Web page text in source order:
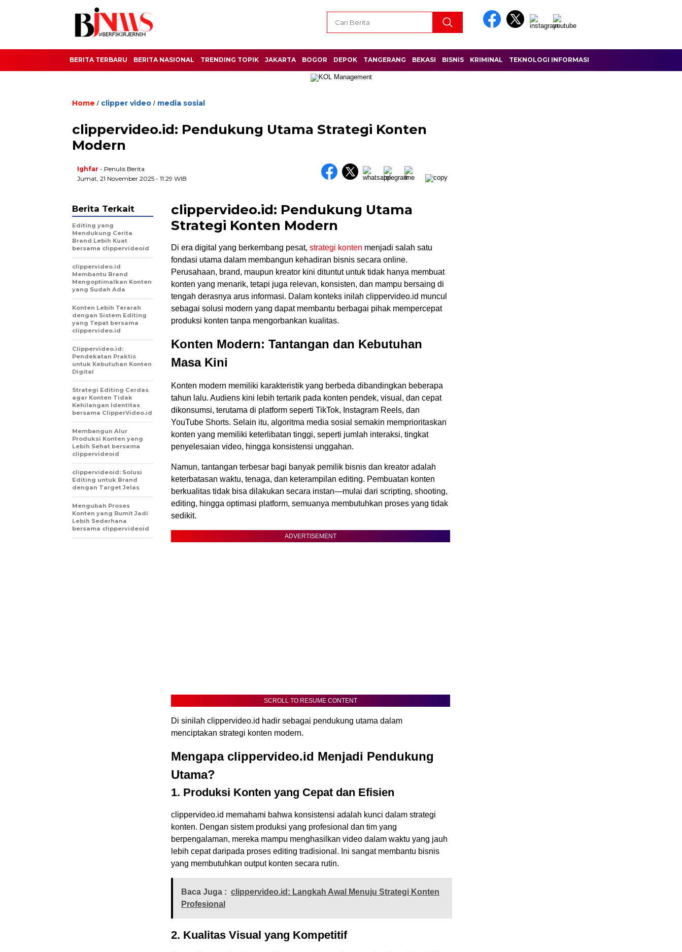
BERITA TERBARU BERITA NASIONAL TRENDING TOPIK JAKARTA BOGOR DEPOK TANGERANG BEKASI BISNIS KRIMINAL TEKNOLOGI INFORMASI
Home / clipper video / media sosial
clippervideo.id: Pendukung Utama Strategi Konten
Modern
Ighfar - Penulis Berita
Jumat, 21 November 2025 - 11:29 WIB
clippervideo.id: Pendukung Utama
Strategi Konten Modern
Di era digital yang berkembang pesat, strategi konten menjadi salah satu
fondasi utama dalam membangun kehadiran bisnis secara online.
Perusahaan, brand, maupun kreator kini dituntut untuk tidak hanya membuat
konten yang menarik, tetapi juga relevan, konsisten, dan mampu bersaing di
tengah derasnya arus informasi. Dalam konteks inilah clippervideo.id muncul
sebagai solusi modern yang dapat membantu berbagai pihak mempercepat
produksi konten tanpa mengorbankan kualitas.
Konten Modern: Tantangan dan Kebutuhan
Masa Kini
Konten modern memiliki karakteristik yang berbeda dibandingkan beberapa
tahun lalu. Audiens kini lebih tertarik pada konten pendek, visual, dan cepat
dikonsumsi, terutama di platform seperti TikTok, Instagram Reels, dan
YouTube Shorts. Selain itu, algoritma media sosial semakin memprioritaskan
konten yang memiliki keterlibatan tinggi, seperti jumlah interaksi, tingkat
penyelesaian video, hingga konsistensi unggahan.
Namun, tantangan terbesar bagi banyak pemilik bisnis dan kreator adalah
keterbatasan waktu, tenaga, dan keterampilan editing. Pembuatan konten
berkualitas tidak bisa dilakukan secara instan—mulai dari scripting, shooting,
editing, hingga optimasi platform, semuanya membutuhkan proses yang tidak
sedikit.
ADVERTISEMENT
SCROLL TO RESUME CONTENT
Di sinilah clippervideo.id hadir sebagai pendukung utama dalam
menciptakan strategi konten modern.
Mengapa clippervideo.id Menjadi Pendukung
Utama?
1. Produksi Konten yang Cepat dan Efisien
clippervideo.id memahami bahwa konsistensi adalah kunci dalam strategi
konten. Dengan sistem produksi yang profesional dan tim yang
berpengalaman, mereka mampu menghasilkan video dalam waktu yang jauh
lebih cepat daripada proses editing tradisional. Ini sangat membantu bisnis
yang membutuhkan output konten secara rutin.
Baca Juga : clippervideo.id: Langkah Awal Menuju Strategi Konten
Profesional
2. Kualitas Visual yang Kompetitif
Berita Terkait
Editing yang
Mendukung Cerita
Brand Lebih Kuat
bersama clippervideoid
clippervideo.id
Membantu Brand
Mengoptimalkan Konten
yang Sudah Ada
Konten Lebih Terarah
dengan Sistem Editing
yang Tepat bersama
clippervideo.id
Clippervideo.id:
Pendekatan Praktis
untuk Kebutuhan Konten
Digital
Strategi Editing Cerdas
agar Konten Tidak
Kehilangan Identitas
bersama ClipperVideo.id
Membangun Alur
Produksi Konten yang
Lebih Sehat bersama
clippervideoid
clippervideoid: Solusi
Editing untuk Brand
dengan Target Jelas
Mengubah Proses
Konten yang Rumit Jadi
Lebih Sederhana
bersama clippervideoid